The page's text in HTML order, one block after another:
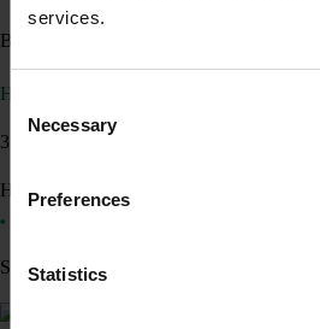
services.
Consent
Selection
Necessary
Preferences
Statistics
Begagnad
Höj och sänkbart bord Ceasar 900mm
3150 kr
Hyr från
Sparar miljön ca 131 kg C02